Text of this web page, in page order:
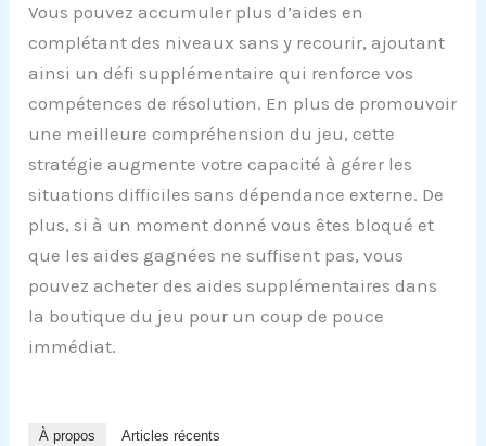
Vous pouvez accumuler plus d’aides en
complétant des niveaux sans y recourir, ajoutant
ainsi un défi supplémentaire qui renforce vos
compétences de résolution. En plus de promouvoir
une meilleure compréhension du jeu, cette
stratégie augmente votre capacité à gérer les
situations difficiles sans dépendance externe. De
plus, si à un moment donné vous êtes bloqué et
que les aides gagnées ne suffisent pas, vous
pouvez acheter des aides supplémentaires dans
la boutique du jeu pour un coup de pouce
immédiat.
À propos Articles récents